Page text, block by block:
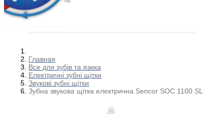
Главная
Все для зубів та язика
Електричні зубні щітки
Звукові зубні щітки
Зубна звукова щітка електрична Sencor SOC 1100 SL